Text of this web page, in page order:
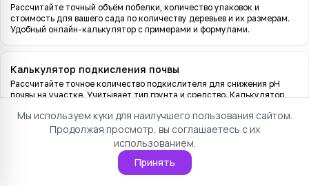
Рассчитайте точный объём побелки, количество упаковок и
стоимость для вашего сада по количеству деревьев и их размерам.
Удобный онлайн-калькулятор с примерами и формулами.
Калькулятор подкисления почвы
Рассчитайте точное количество подкислителя для снижения pH
почвы на участке. Учитывает тип грунта и средство. Калькулятор
Калькулятор подкормки рассады
Рассчитайте количество удобрения и объём рабочего раствора для
подкормки рассады с учётом фазы роста, типа удобрения и
Мы используем куки для наилучшего пользования сайтом.
Продолжая просмотр, вы соглашаетесь с их
использованием.
Принять